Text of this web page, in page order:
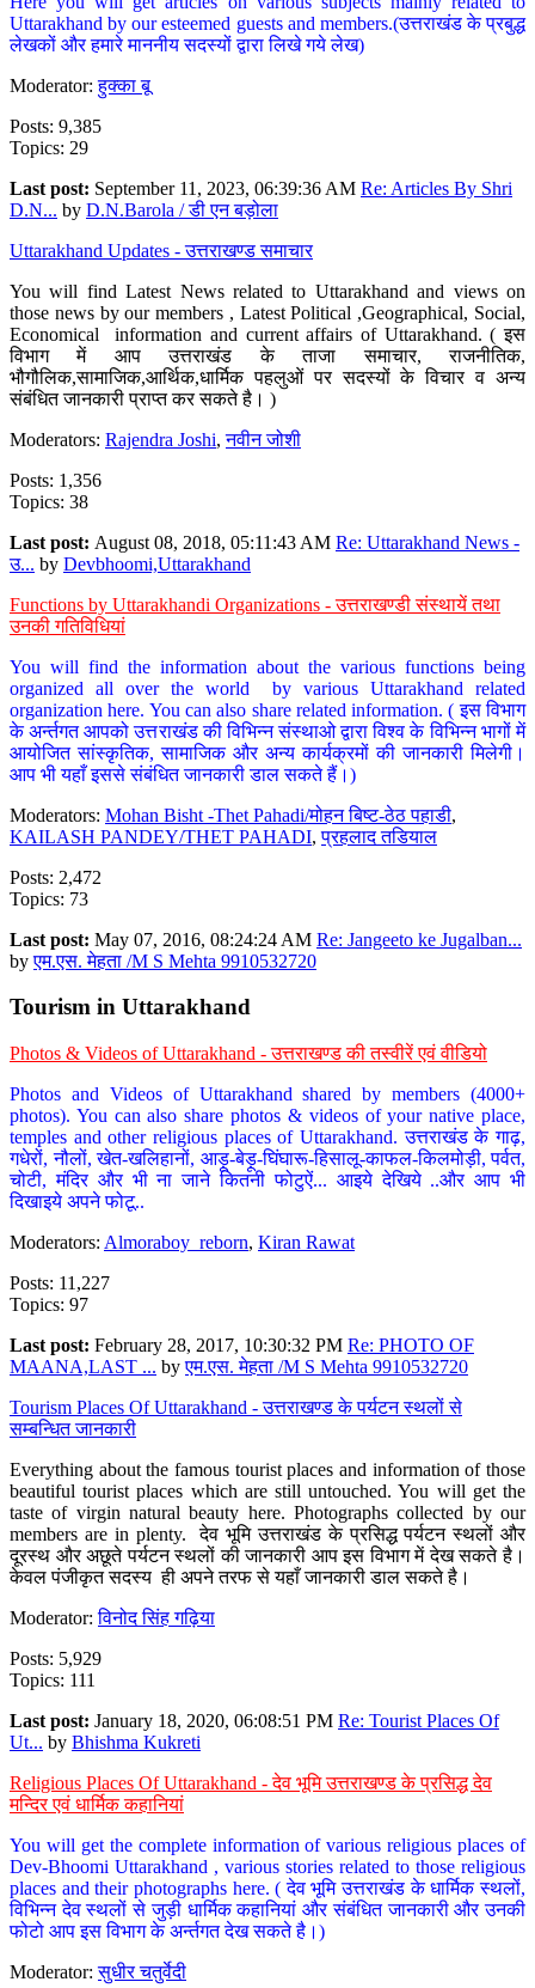
Uttarakhand by our esteemed guests and members.(उत्तराखंड के प्रबुद्ध
लेखकों और हमारे माननीय सदस्यों द्वारा लिखे गये लेख)
Moderator:हुक्का बू
Posts: 9,385
Topics: 29
Last post: September 11, 2023, 06:39:36 AM Re: Articles By Shri
D.N... by D.N.Barola / डी एन बड़ोला
Uttarakhand Updates - उत्तराखण्ड समाचार
You will find Latest News related to Uttarakhand and views on
those news by our members , Latest Political ,Geographical, Social,
Economical information and current affairs of Uttarakhand. ( इस
विभाग में आप उत्तराखंड के ताजा समाचार, राजनीतिक,
भौगौलिक,सामाजिक,आर्थिक,धार्मिक पहलुओं पर सदस्यों के विचार व अन्य
संबंधित जानकारी प्राप्त कर सकते है। )
Moderators: Rajendra Joshi,नवीन जोशी
Posts: 1,356
Topics: 38
Last post: August 08, 2018, 05:11:43 AM Re: Uttarakhand News -
उ... by Devbhoomi,Uttarakhand
Functions by Uttarakhandi Organizations - उत्तराखण्डी संस्थायें तथा
उनकी गतिविधियां
You will find the information about the various functions being
organized all over the world by various Uttarakhand related
organization here. You can also share related information. ( इस विभाग
के अर्न्तगत आपको उत्तराखंड की विभिन्न संस्थाओ द्वारा विश्व के विभिन्न भागों में
आयोजित सांस्कृतिक, सामाजिक और अन्य कार्यक्रमों की जानकारी मिलेगी।
आप भी यहाँ इससे संबंधित जानकारी डाल सकते हैं।)
Moderators: Mohan Bisht -Thet Pahadi/मोहन बिष्ट-ठेठ पहाडी,
KAILASH PANDEY/THET PAHADI,प्रहलाद तडियाल
Posts: 2,472
Topics: 73
Last post: May 07, 2016, 08:24:24 AM Re: Jangeeto ke Jugalban...
byएम.एस. मेहता /M S Mehta 9910532720
Tourism in Uttarakhand
Photos & Videos of Uttarakhand - उत्तराखण्ड की तस्वीरें एवं वीडियो
Photos and Videos of Uttarakhand shared by members (4000+
photos). You can also share photos & videos of your native place,
temples and other religious places of Uttarakhand. उत्तराखंड के गाढ़,
गधेरों, नौलों, खेत-खलिहानों, आड़ू-बेड़ू-घिंघारू-हिसालू-काफल-किलमोड़ी, पर्वत,
चोटी, मंदिर और भी ना जाने कितनी फोटुऐं... आइये देखिये ..और आप भी
दिखाइये अपने फोटू..
Moderators: Almoraboy_reborn, Kiran Rawat
Posts: 11,227
Topics: 97
Last post: February 28, 2017, 10:30:32 PM Re: PHOTO OF
MAANA,LAST ... byएम.एस. मेहता /M S Mehta 9910532720
Tourism Places Of Uttarakhand - उत्तराखण्ड के पर्यटन स्थलों से
सम्बन्धित जानकारी
Everything about the famous tourist places and information of those
beautiful tourist places which are still untouched. You will get the
taste of virgin natural beauty here. Photographs collected by our
members are in plenty. देव भूमि उत्तराखंड के प्रसिद्ध पर्यटन स्थलों और
दूरस्थ और अछूते पर्यटन स्थलों की जानकारी आप इस विभाग में देख सकते है।
केवल पंजीकृत सदस्य ही अपने तरफ से यहाँ जानकारी डाल सकते है।
Moderator:विनोद सिंह गढ़िया
Posts: 5,929
Topics: 111
Last post: January 18, 2020, 06:08:51 PM Re: Tourist Places Of
Ut... by Bhishma Kukreti
Religious Places Of Uttarakhand - देव भूमि उत्तराखण्ड के प्रसिद्ध देव
मन्दिर एवं धार्मिक कहानियां
You will get the complete information of various religious places of
Dev-Bhoomi Uttarakhand , various stories related to those religious
places and their photographs here. ( देव भूमि उत्तराखंड के धार्मिक स्थलों,
विभिन्न देव स्थलों से जुड़ी धार्मिक कहानियां और संबंधित जानकारी और उनकी
फोटो आप इस विभाग के अर्न्तगत देख सकते है।)
Moderator:सुधीर चतुर्वेदी